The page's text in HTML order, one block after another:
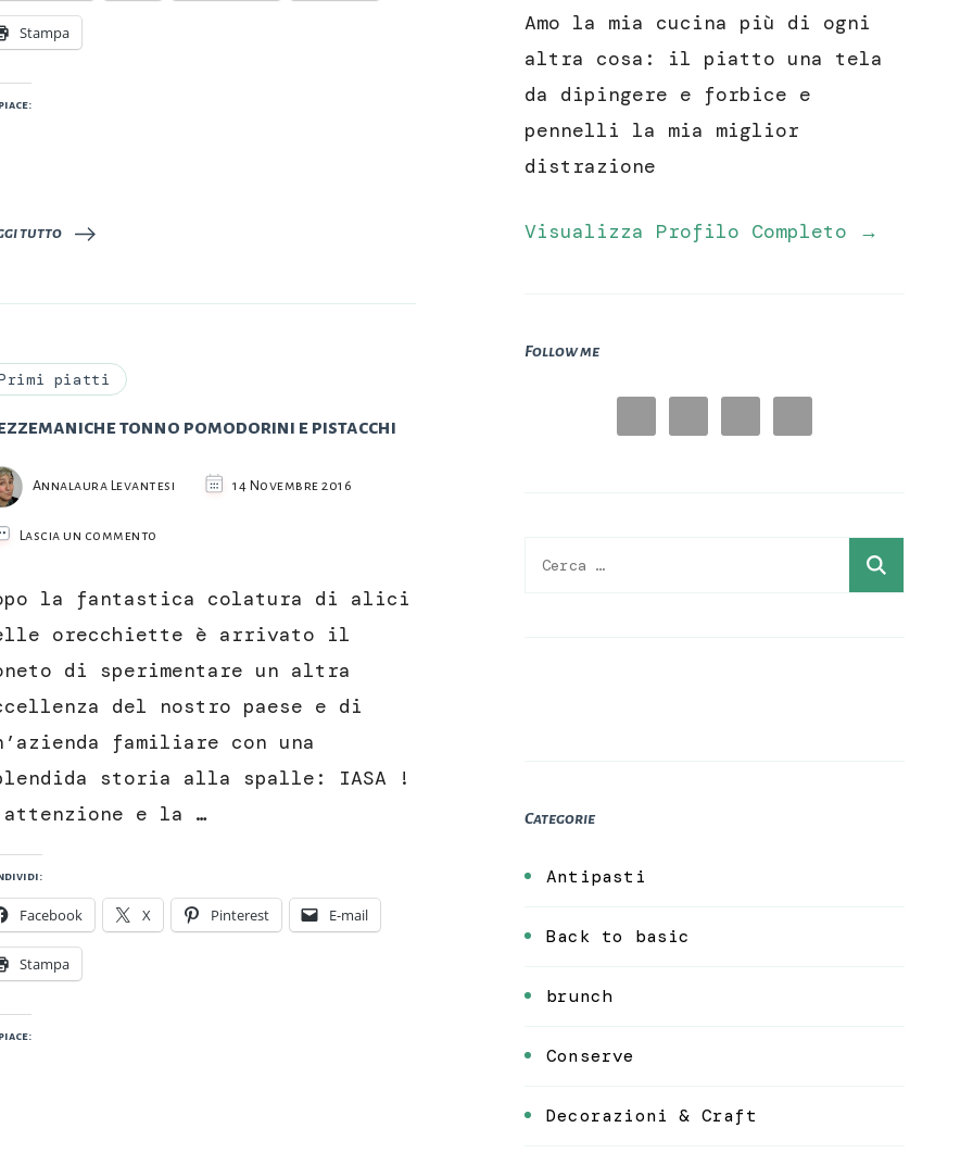
Stampa
tutto
piatti
tonno pomodorini e pistacchi
Annalaura Levantesi 14 Novembre 2016
Lascia un commento
pomodorini
la fantastica colatura di alici
orecchiette è arrivato il
di sperimentare un altra
del nostro paese e di
familiare con una
storia alla spalle: IASA !
e la …
Facebook X Pinterest E-mail
Stampa
Amo la mia cucina più di ogni
altra cosa: il piatto una tela
da dipingere e forbice e
pennelli la mia miglior
distrazione
Visualizza Profilo Completo →
Follow me
Ricerca
Categorie
Antipasti
Back to basic
brunch
Conserve
Decorazioni & Craft